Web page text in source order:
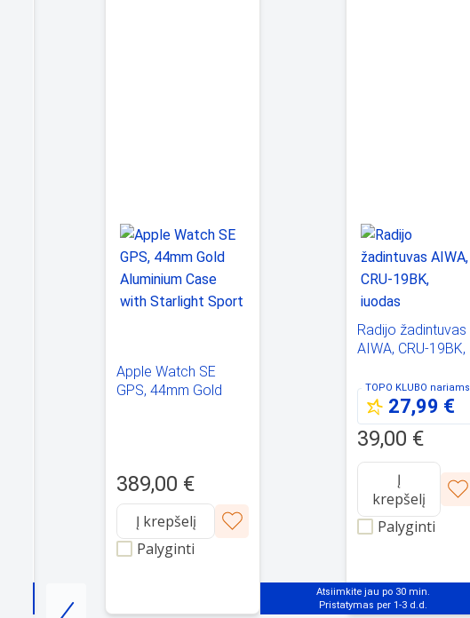
Apple Watch SE
GPS, 44mm Gold
389,00 €
Į krepšelį
Palyginti
Radijo žadintuvas
AIWA, CRU-19BK,
TOPO KLUBO nariams
27,99 €
39,00 €
Atsiimkite jau po 30 min.
Į
krepšelį
Palyginti